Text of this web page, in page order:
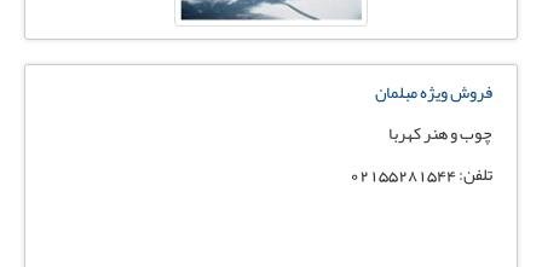
فروش ویژه مبلمان
چوب و هنر کهربا
تلفن: 02155281544